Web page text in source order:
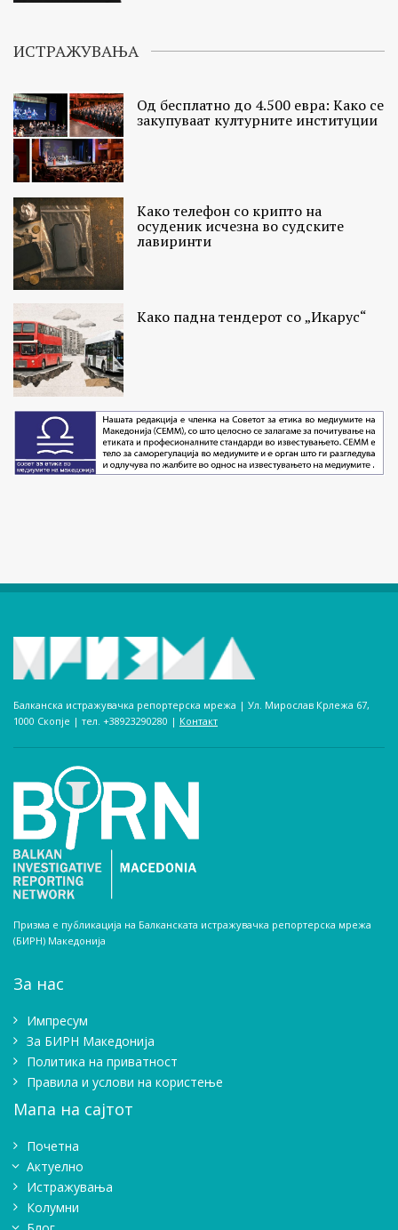
ИСТРАЖУВАЊА
Од бесплатно до 4.500 евра: Како се
закупуваат културните институции
Како телефон со крипто на
осуденик исчезна во судските
лавиринти
Како падна тендерот со „Икарус“
Балканска истражувачка репортерска мрежа | Ул. Мирослав Крлежа 67,
1000 Скопје | тел. +38923290280­ | Контакт
Призма е публикација на Балканската истражувачка репортерска мрежа
(БИРН) Македонија
За нас
Импресум
Зa БИРН Македонија
Политика на приватност
Правила и услови на користење
Мапа на сајтот
Почетна
Актуелно
Истражувањa
Колумни